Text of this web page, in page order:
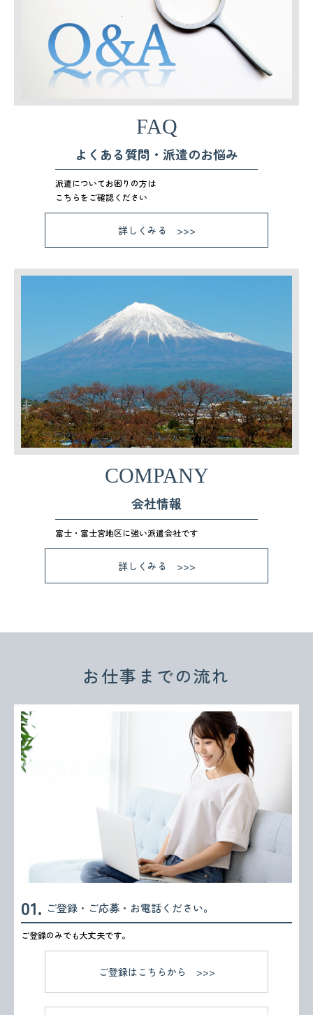
FAQ
よくある質問・派遣のお悩み
派遣についてお困りの方は
こちらをご確認ください
詳しくみる
COMPANY
会社情報
富士・富士宮地区に強い派遣会社です
詳しくみる
お仕事までの流れ
ご登録・ご応募・お電話ください。
ご登録のみでも大丈夫です。
ご登録はこちらから